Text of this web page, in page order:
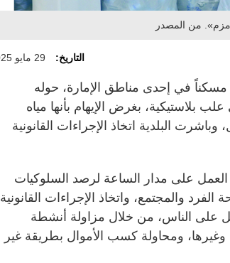
من المصدر
التاريخ: 29 مايو 2025
مسكناً في إحدى مناطق الإمارة، حوله
بلاستيكية، بغرض الإيهام بأنها مياه
البلدية اتخاذ الإجراءات القانونية
العمل على مدار الساعة لرصد السلوكيات
والمجتمع، واتخاذ الإجراءات القانونية
على الناس، من خلال مزاولة أنشطة
وغيرها، ومحاولة كسب الأموال بطريقة غير